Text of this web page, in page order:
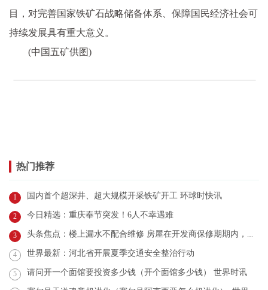
目，对完善国家铁矿石战略储备体系、保障国民经济社会可
持续发展具有重大意义。
(中国五矿供图)
热门推荐
1 国内首个超深井、超大规模开采铁矿开工 环球时快讯
2 今日精选：重庆奉节突发！6人不幸遇难
3 头条焦点：楼上漏水不配合维修 房屋在开发商保修期期内，因楼上下水主管漏水(已排查
4 世界最新：河北省开展夏季交通安全整治行动
5 请问开一个面馆要投资多少钱（开个面馆多少钱） 世界时讯